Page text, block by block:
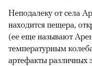
Неподалеку от села
находится пещера,
(ее еще называют
температурным
артефакты различных